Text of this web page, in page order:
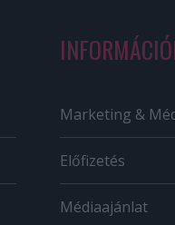
Marketing &
Előfizetés
Médiaajánlat